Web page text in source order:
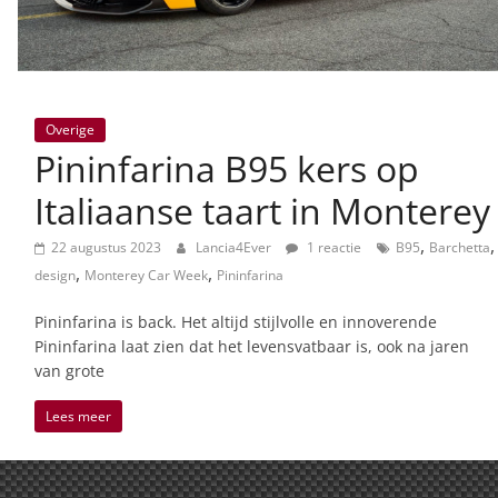
Overige
Pininfarina B95 kers op
Italiaanse taart in Monterey
22 augustus 2023 Lancia4Ever 1 reactie B95, Barchetta,
design, Monterey Car Week, Pininfarina
Pininfarina is back. Het altijd stijlvolle en innoverende
Pininfarina laat zien dat het levensvatbaar is, ook na jaren
van grote
Lees meer